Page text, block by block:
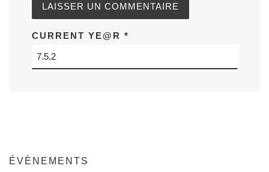
CURRENT YE@R *
ÉVÈNEMENTS